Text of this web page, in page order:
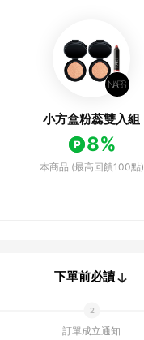
小方盒粉蕊雙入組
8%
本商品 (最高回饋100點)
下單前必讀
訂單成立通知